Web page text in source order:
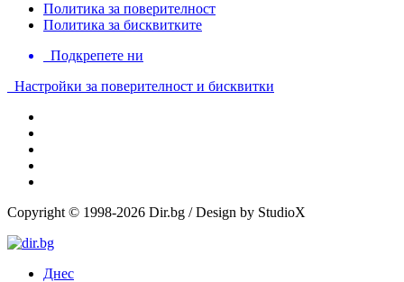
Политика за поверителност
Политика за бисквитките
Подкрепете ни
Настройки за поверителност и бисквитки
Copyright © 1998-2026 Dir.bg / Design by StudioX
Днес